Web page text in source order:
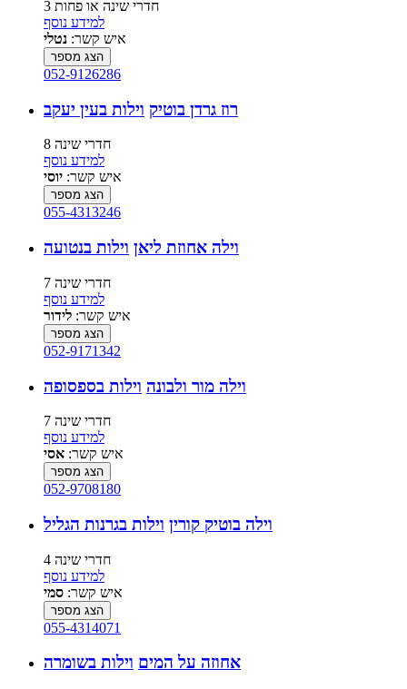
3 חדרי שינה או פחות
למידע נוסף
איש קשר: נטלי
הצג מספר
052-9126286
רוז גרדן בוטיק וילות בעין יעקב
8 חדרי שינה
למידע נוסף
איש קשר: יוסי
הצג מספר
055-4313246
וילה אחוזת ליאן וילות בנטועה
7 חדרי שינה
למידע נוסף
איש קשר: לידור
הצג מספר
052-9171342
וילה מור ולבונה וילות בספסופה
7 חדרי שינה
למידע נוסף
איש קשר: אסי
הצג מספר
052-9708180
וילה בוטיק קורין וילות בגרנות הגליל
4 חדרי שינה
למידע נוסף
איש קשר: סמי
הצג מספר
055-4314071
אחוזה על המים וילות בשומרה